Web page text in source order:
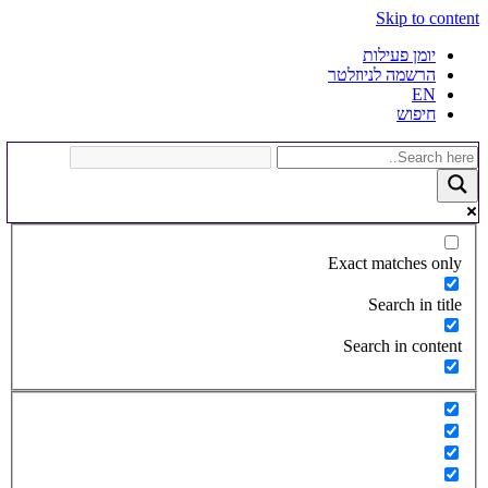
Skip to content
יומן פעילות
הרשמה לניוזלטר
EN
חיפוש
Exact matches only
Search in title
Search in content